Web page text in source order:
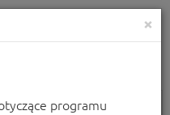
Nawigacja
×
programu